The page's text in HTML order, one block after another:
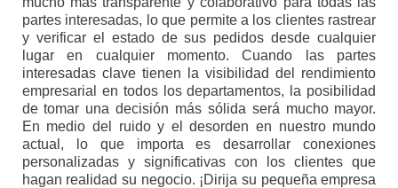
partes interesadas, lo que permite a los clientes rastrear
y verificar el estado de sus pedidos desde cualquier
lugar en cualquier momento. Cuando las partes
interesadas clave tienen la visibilidad del rendimiento
empresarial en todos los departamentos, la posibilidad
de tomar una decisión más sólida será mucho mayor.
En medio del ruido y el desorden en nuestro mundo
actual, lo que importa es desarrollar conexiones
personalizadas y significativas con los clientes que
hagan realidad su negocio. ¡Dirija su pequeña empresa